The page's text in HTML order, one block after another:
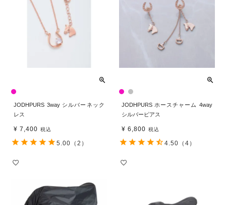
JODHPURS 3way シルバーネック
レス
¥ 7,400 税込
5.00 （2）
JODHPURS ホースチャーム 4way
シルバーピアス
¥ 6,800 税込
4.50 （4）